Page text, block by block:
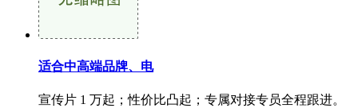
适合中高端品牌、电
宣传片 1 万起；性价比凸起；专属对接专员全程跟进。